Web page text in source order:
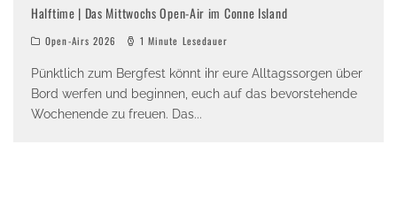
Halftime | Das Mittwochs Open-Air im Conne Island
Open-Airs 2026 1 Minute Lesedauer
Pünktlich zum Bergfest könnt ihr eure Alltagssorgen über
Bord werfen und beginnen, euch auf das bevorstehende
Wochenende zu freuen. Das...